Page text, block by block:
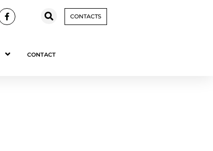
CONTACTS
CONTACT